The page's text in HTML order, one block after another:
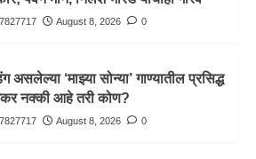
August 8, 2026
0
असलेल्या ‘माझ्या सोन्या’ गाण्यातील प्रसिद्ध
नक्की आहे तरी कोण?
August 8, 2026
0